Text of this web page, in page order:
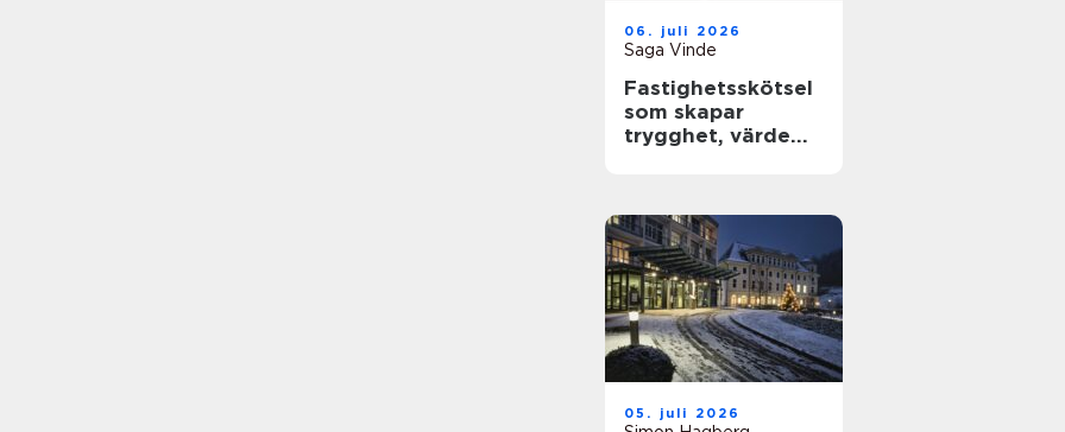
06. juli 2026
Saga Vinde
Fastighetsskötsel
som skapar
trygghet, värde
05. juli 2026